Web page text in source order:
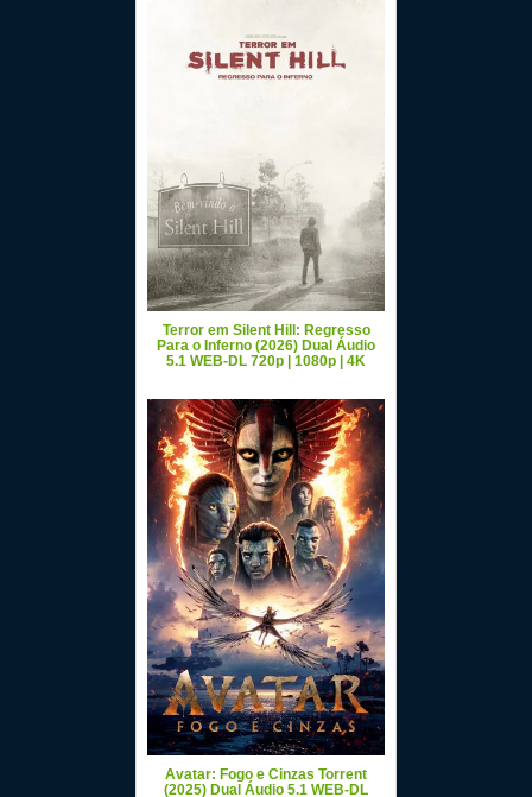
Terror em Silent Hill: Regresso
Para o Inferno (2026) Dual Áudio
5.1 WEB-DL 720p | 1080p | 4K
Avatar: Fogo e Cinzas Torrent
(2025) Dual Áudio 5.1 WEB-DL